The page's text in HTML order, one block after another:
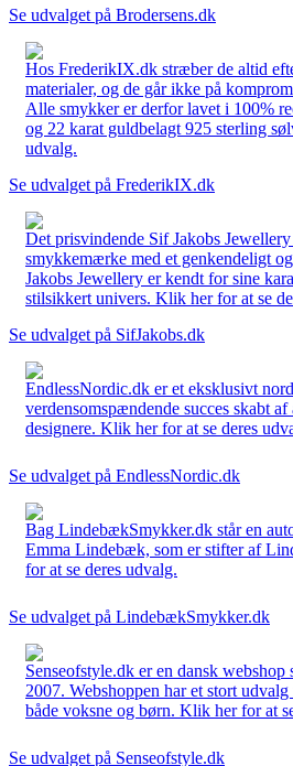
Se udvalget på Brodersens.dk
Hos FrederikIX.dk stræber de altid
materialer, og de går ikke på
Alle smykker er derfor lavet i 100%
og 22 karat guldbelagt 925 sterling
udvalg.
Se udvalget på FrederikIX.dk
Det prisvindende Sif Jakobs
smykkemærke med et genkendeligt
Jakobs Jewellery er kendt for sine
stilsikkert univers. Klik her for at se
Se udvalget på SifJakobs.dk
EndlessNordic.dk er et eksklusivt
verdensomspændende succes skabt af
designere. Klik her for at se deres
Se udvalget på EndlessNordic.dk
Bag LindebækSmykker.dk står en
Emma Lindebæk, som er stifter af
for at se deres udvalg.
Se udvalget på LindebækSmykker.dk
Senseofstyle.dk er en dansk webshop
2007. Webshoppen har et stort
både voksne og børn. Klik her for at
Se udvalget på Senseofstyle.dk